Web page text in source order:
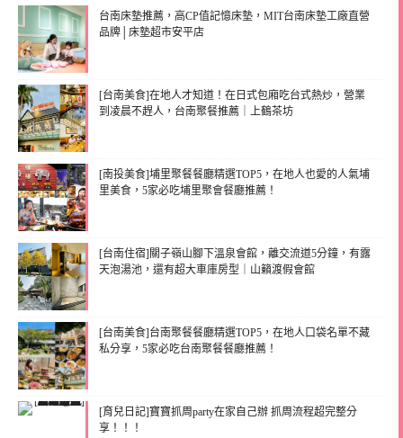
台南床墊推薦，高CP值記憶床墊，MIT台南床墊工廠直營
品牌│床墊超市安平店
[台南美食]在地人才知道！在日式包廂吃台式熱炒，營業
到凌晨不趕人，台南聚餐推薦｜上鶴茶坊
[南投美食]埔里聚餐餐廳精選TOP5，在地人也愛的人氣埔
里美食，5家必吃埔里聚會餐廳推薦！
[台南住宿]關子嶺山腳下溫泉會館，離交流道5分鐘，有露
天泡湯池，還有超大車庫房型｜山籟渡假會館
[台南美食]台南聚餐餐廳精選TOP5，在地人口袋名單不藏
私分享，5家必吃台南聚餐餐廳推薦！
[育兒日記]寶寶抓周party在家自己辦 抓周流程超完整分
享！！！